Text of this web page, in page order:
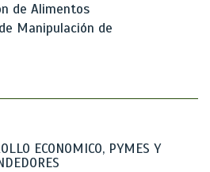
de Alimentos
Manipulación de
ECONOMICO, PYMES Y